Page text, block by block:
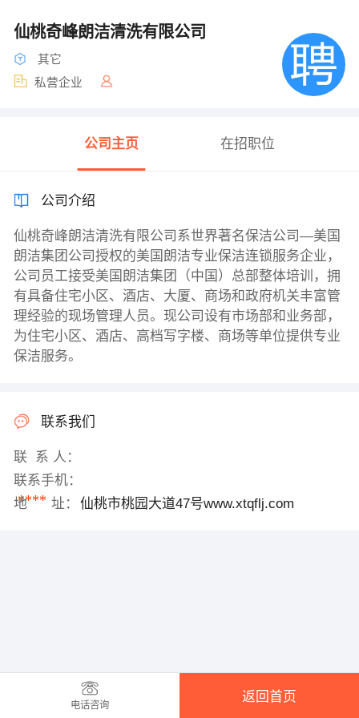
仙桃奇峰朗洁清洗有限公司
其它
私营企业
公司主页 在招职位
公司介绍
仙桃奇峰朗洁清洗有限公司系世界著名保洁公司—美国
朗洁集团公司授权的美国朗洁专业保洁连锁服务企业，
公司员工接受美国朗洁集团（中国）总部整体培训，拥
有具备住宅小区、酒店、大厦、商场和政府机关丰富管
理经验的现场管理人员。现公司设有市场部和业务部，
为住宅小区、酒店、高档写字楼、商场等单位提供专业
保洁服务。
联系我们
联 系 人：
联系手机：
****
地 址： 仙桃市桃园大道47号www.xtqflj.com
电话咨询
返回首页